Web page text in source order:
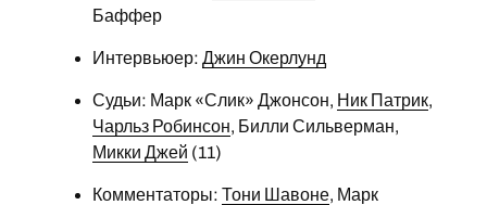
Баффер
Интервьюер: Джин Окерлунд
Судьи: Марк «Слик» Джонсон, Ник Патрик,
Чарльз Робинсон, Билли Сильверман,
Микки Джей (11)
Комментаторы: Тони Шавоне, Марк